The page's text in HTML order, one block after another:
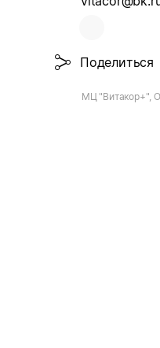
Поделиться
МЦ "Витакор+",